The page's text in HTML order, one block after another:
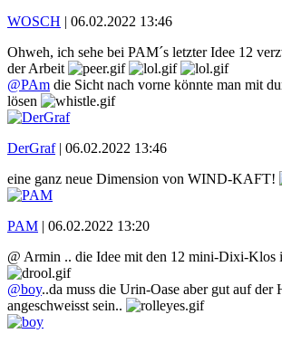
WOSCH | 06.02.2022 13:46
Ohweh, ich sehe bei PAM´s letzter Idee 12
der Arbeit
@PAm die Sicht nach vorne könnte man mit
lösen
DerGraf| 06.02.2022 13:46
eine ganz neue Dimension von WIND-KAFT!
PAM | 06.02.2022 13:20
@ Armin .. die Idee mit den 12 mini-Dixi-Klos
@boy..da muss die Urin-Oase aber gut auf der
angeschweisst sein..